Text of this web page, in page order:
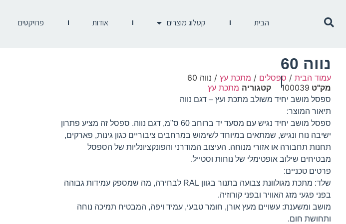
הבית קטלוג מוצרים אודות פרויקטים
נווה 60
עמוד הבית / ספסלים / מתכת עץ / נווה 60
מק"ט 100039 קטגוריה מתכת עץ
ספסל מושב יחיד משולב מתכת ועץ – דגם נווה
תיאור המוצר:
ספסל מושב יחיד נגיש עם מסעד יד ברוחב 60 ס"מ, דגם נווה. ספסל זה מציע פתרון
ישיבה נוח ונגיש, שמתאים במיוחד לשימוש במרחבים ציבוריים כגון גינות, פארקים,
תחנות תחבורה או אזורי מנוחה. העיצוב המודרני והפונקציונליות של הספסל
מבטיחים שילוב אופטימלי של נוחות וסטייל.
פרטים טכניים:
שלד: מתכת מגולוונת צבועה בתנור בגוון RAL לבחירה, מה שמספק עמידות גבוהה
בפני פגעי מזג האוויר ובפני קורוזיה.
מושב ומשענת: עשויים מעץ אורן, חומר טבעי, עמיד ויפה, המבטיח תמיכה נוחה
ותחושת חום.